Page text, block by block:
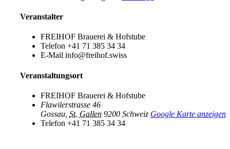
Veranstalter
FREIHOF Brauerei & Hofstube
Telefon +41 71 385 34 34
E-Mail info@freihof.swiss
Veranstaltungsort
FREIHOF Brauerei & Hofstube
Flawilerstrasse 46
Gossau St. Gallen 9200 Schweiz Google Karte anzeigen
Telefon +41 71 385 34 34